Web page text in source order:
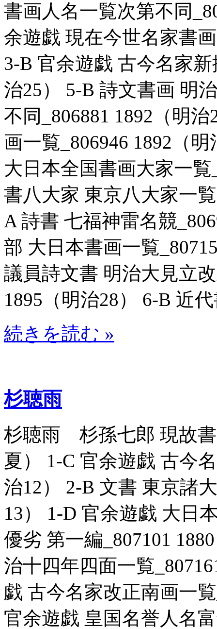
書画人名一覧次第不同
余遊戯 現在今世名家書
3-B 官余遊戯 古今名家
治25） 5-B 詩文書画 明
不同_806881 1892（明
画一覧_806946 1892（
大日本全国書画大家一覧
書八大家 東京八大家一
A 詩書 七福神雷名競
部 大日本書画一覧
議員詩文書 明治大見立
1895（明治28） 6-B 近
続きを読む »
杉聴雨
杉聴雨 杉孫七郎 現故書
夏） 1-C 官余遊戯 古今
治12） 2-B 文書 東京諸
13） 1-D 官余遊戯 大
優劣 第一編_807101
治十四年四面一覧
戯 古今名家改正南画一
官余遊戯 皇国名誉人名